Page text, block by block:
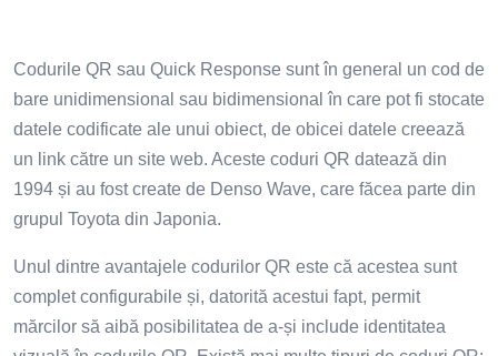
Codurile QR sau Quick Response sunt în general un cod de
bare unidimensional sau bidimensional în care pot fi stocate
datele codificate ale unui obiect, de obicei datele creează
un link către un site web. Aceste coduri QR datează din
1994 și au fost create de Denso Wave, care făcea parte din
grupul Toyota din Japonia.
Unul dintre avantajele codurilor QR este că acestea sunt
complet configurabile și, datorită acestui fapt, permit
mărcilor să aibă posibilitatea de a-și include identitatea